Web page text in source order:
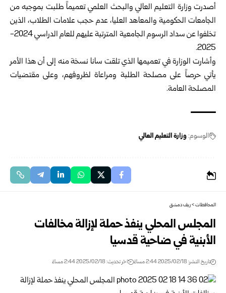
أصدرت وزارة التعليم العالي والبحث العلمي تعميماً طلبت بموجبه من
‏الجامعات الحكومية والمعاهد العليا،عدم حجب علامات الطلاب، الذين
تخلفوا ‏عن سداد الرسوم الجامعية المترتبة عليهم للعام الدراسي 2024-
2025.‏
وأشارت الوزارة في تعميمها الذي تلقت سانا نسخة منه إلى أن هذا الأمر
يأتي ‏حرصاً على مصلحة الطلبة ومراعاة لظروفهم، وعلى مقتضيات
المصلحة ‏العامة.‏
الوسوم:وزارة التعليم العالي
المحافظات>ريف دمشق
المجلس المحلي ينفذ حملة لإزالة مخالفات
الأبنية في ضاحية قدسيا
تاريخ النشر: 2025/02/18 2:44 مساءً اخر تحديث: 2025/02/18 2:44 مساءً